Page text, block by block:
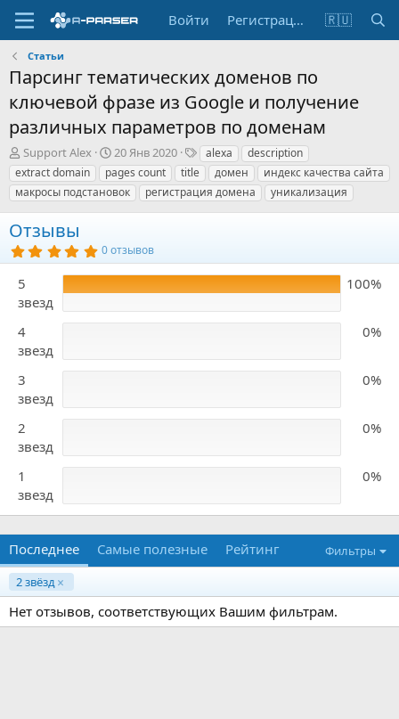
Войти Регистрация 🇷🇺
Статьи
Парсинг тематических доменов по
ключевой фразе из Google и получение
различных параметров по доменам
А
в
т
о
р
Support Alex
Д
а
т
а
с
з
д
а
н
и
20 Янв 2020
Т
е
г
и
alexa
description
extract domain
pages count title домен
индекс качества сайта
макросы подстановок
регистрация домена уникализация
Отзывы
5
,
0
0
з
в
ё
0 отзывов
5
звезд
100%
4
звезд
0%
3
звезд
0%
2
звезд
0%
1
звезд
0%
Последнее Самые полезные Рейтинг
Фильтры
2 звёзд
Нет отзывов, соответствующих Вашим фильтрам.